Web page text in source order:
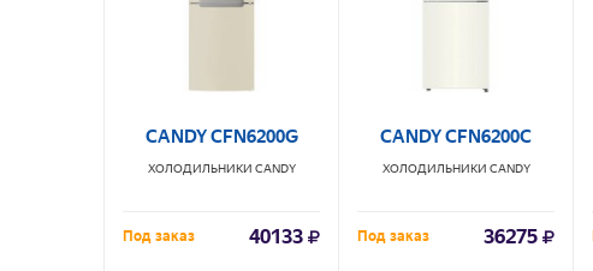
CANDY CFN6200G
ХОЛОДИЛЬНИКИ CANDY
Под заказ 40133
CANDY CFN6200C
ХОЛОДИЛЬНИКИ CANDY
Под заказ 36275